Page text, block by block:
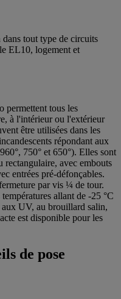
tout type de circuits
EL10, logement et
permettent tous les
à l'intérieur ou l'extérieur
être utilisées dans les
répondant aux
750° et 650°). Elles sont
rectangulaire, avec embouts
entrées pré-défonçables.
par vis ¼ de tour.
allant de -25 °C
aux UV, au brouillard salin,
est disponible pour les
de pose